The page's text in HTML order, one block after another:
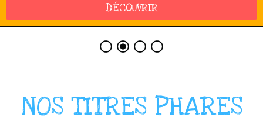
DÉCOUVRIR
NOS TITRES PHARES